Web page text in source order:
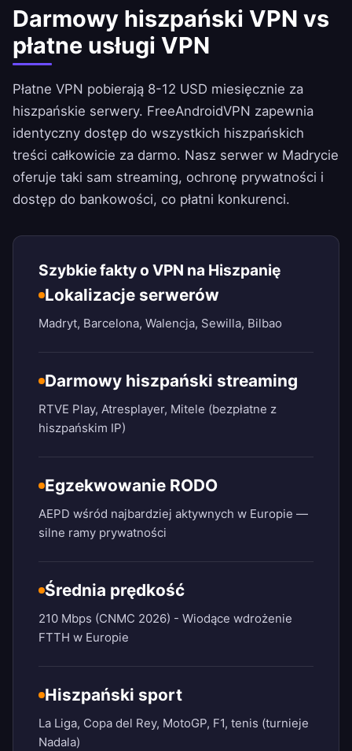
Darmowy hiszpański VPN vs
płatne usługi VPN
Płatne VPN pobierają 8-12 USD miesięcznie za
hiszpańskie serwery. FreeAndroidVPN zapewnia
identyczny dostęp do wszystkich hiszpańskich
treści całkowicie za darmo. Nasz serwer w Madrycie
oferuje taki sam streaming, ochronę prywatności i
dostęp do bankowości, co płatni konkurenci.
Szybkie fakty o VPN na Hiszpanię
Lokalizacje serwerów
Madryt, Barcelona, Walencja, Sewilla, Bilbao
Darmowy hiszpański streaming
RTVE Play, Atresplayer, Mitele (bezpłatne z
hiszpańskim IP)
Egzekwowanie RODO
AEPD wśród najbardziej aktywnych w Europie —
silne ramy prywatności
Średnia prędkość
210 Mbps (CNMC 2026) - Wiodące wdrożenie
FTTH w Europie
Hiszpański sport
La Liga, Copa del Rey, MotoGP, F1, tenis (turnieje
Nadala)